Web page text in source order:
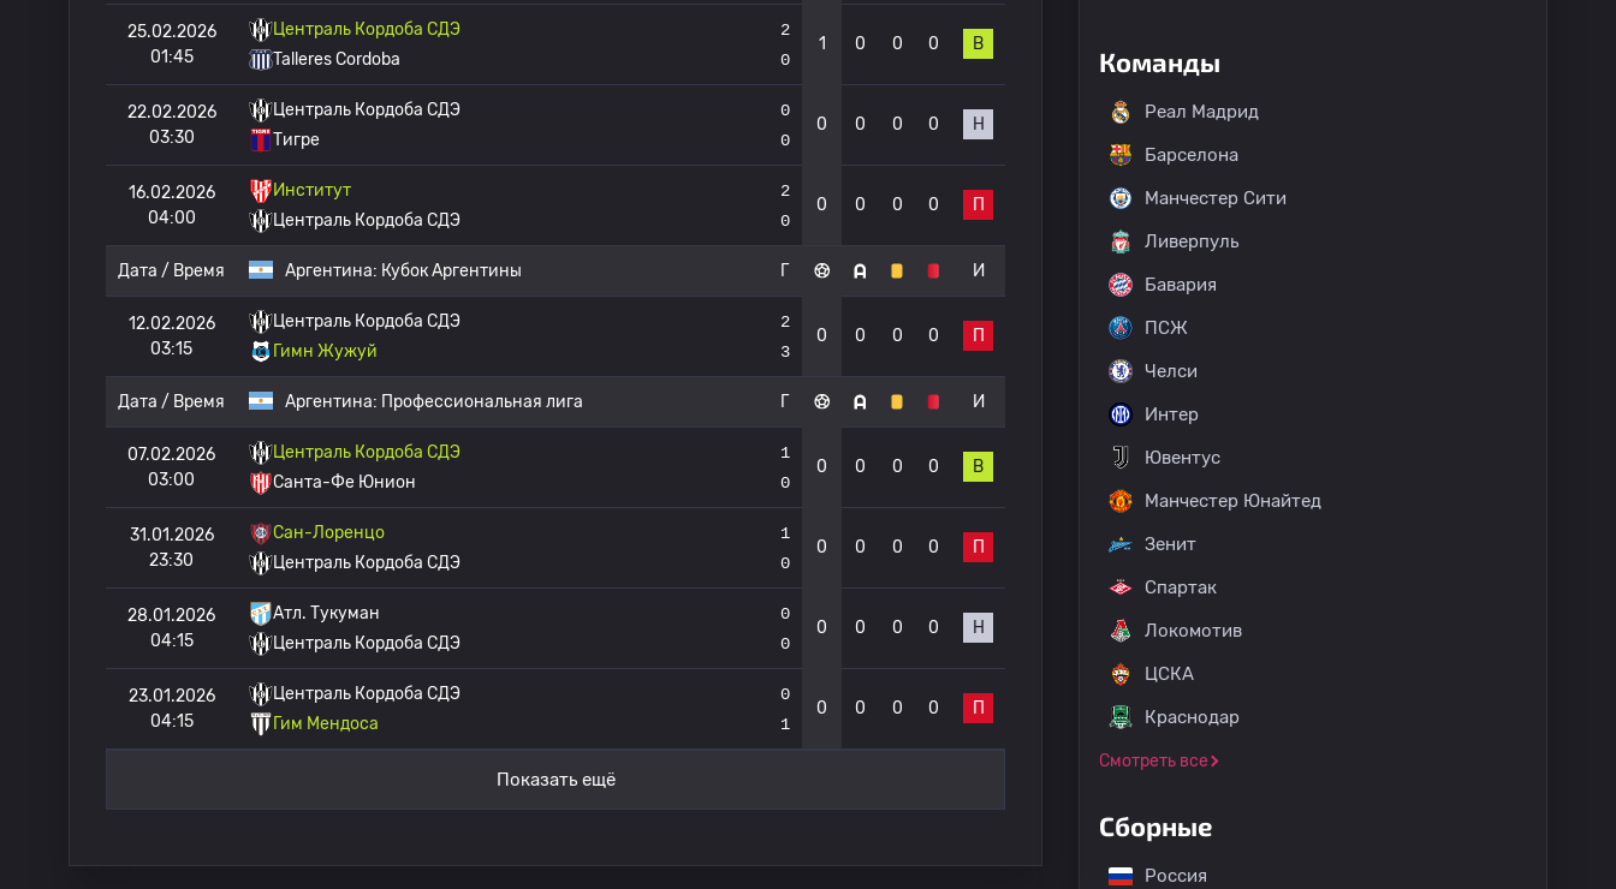
25.02.2026
01:45
Централь Кордоба СДЭ
Talleres Cordoba
2
0
1 0 0 0 В
22.02.2026
03:30
Централь Кордоба СДЭ
Тигре
0
0
0 0 0 0 Н
16.02.2026
04:00
Институт
Централь Кордоба СДЭ
2
0
0 0 0 0 П
Дата / Время Аргентина: Кубок Аргентины Г И
12.02.2026
03:15
Централь Кордоба СДЭ
Гимн Жужуй
2
3
0 0 0 0 П
Дата / Время Аргентина: Профессиональная лига Г И
07.02.2026
03:00
Централь Кордоба СДЭ
Санта-Фе Юнион
1
0
0 0 0 0 В
31.01.2026
23:30
Сан-Лоренцо
Централь Кордоба СДЭ
1
0
0 0 0 0 П
28.01.2026
04:15
Атл. Тукуман
Централь Кордоба СДЭ
0
0
0 0 0 0 Н
23.01.2026
04:15
Централь Кордоба СДЭ
Гим Мендоса
0
1
0 0 0 0 П
Показать ещё
Команды
Реал Мадрид
Барселона
Манчестер Сити
Ливерпуль
Бавария
ПСЖ
Челси
Интер
Ювентус
Манчестер Юнайтед
Зенит
Спартак
Локомотив
ЦСКА
Краснодар
Смотреть все
Сборные
Россия